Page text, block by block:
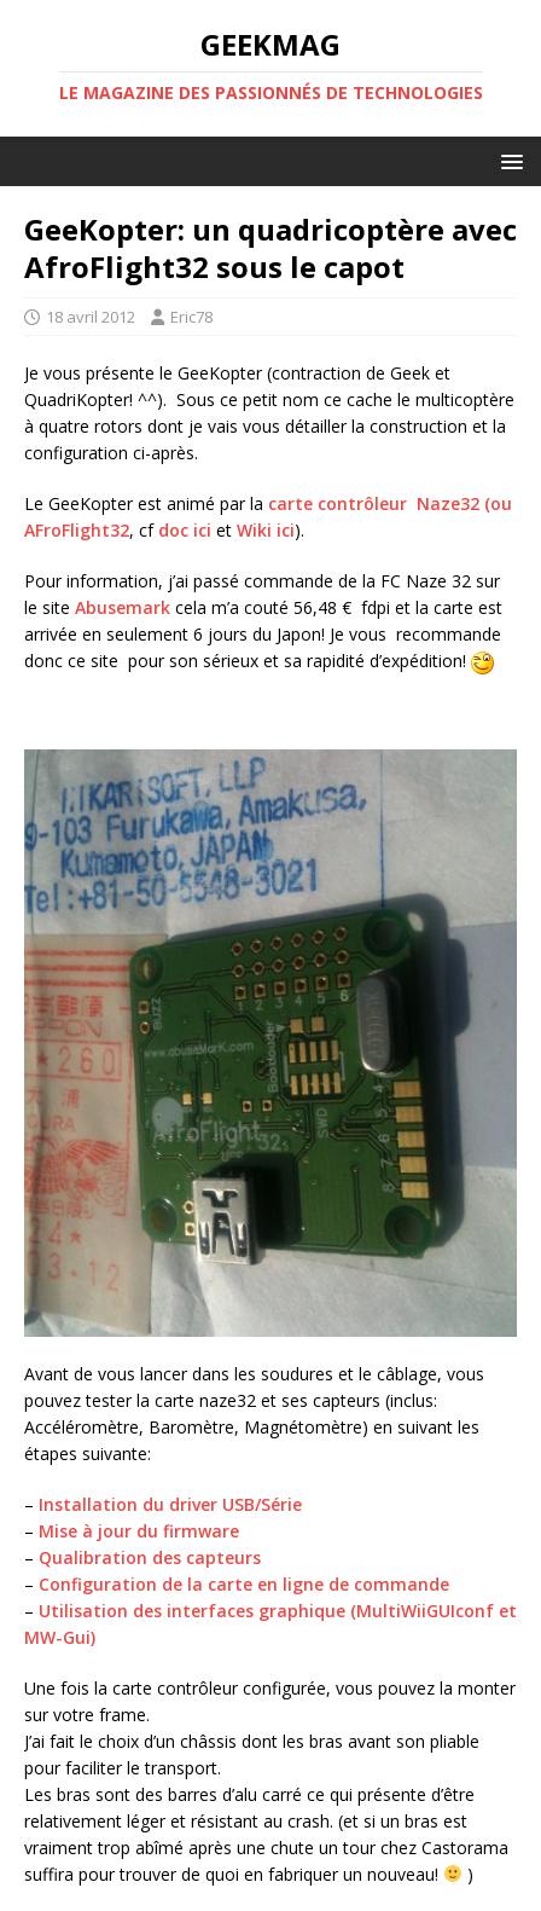
GEEKMAG
LE MAGAZINE DES PASSIONNÉS DE TECHNOLOGIES
GeeKopter: un quadricoptère avec
AfroFlight32 sous le capot
18 avril 2012 Eric78
Je vous présente le GeeKopter (contraction de Geek et
QuadriKopter! ^^). Sous ce petit nom ce cache le multicoptère
à quatre rotors dont je vais vous détailler la construction et la
configuration ci-après.
Le GeeKopter est animé par la carte contrôleur Naze32 (ou
AFroFlight32, cf doc ici et Wiki ici).
Pour information, j’ai passé commande de la FC Naze 32 sur
le site Abusemark cela m’a couté 56,48 € fdpi et la carte est
arrivée en seulement 6 jours du Japon! Je vous recommande
donc ce site pour son sérieux et sa rapidité d’expédition!
Avant de vous lancer dans les soudures et le câblage, vous
pouvez tester la carte naze32 et ses capteurs (inclus:
Accéléromètre, Baromètre, Magnétomètre) en suivant les
étapes suivante:
– Installation du driver USB/Série
– Mise à jour du firmware
– Qualibration des capteurs
– Configuration de la carte en ligne de commande
– Utilisation des interfaces graphique (MultiWiiGUIconf et
MW-Gui)
Une fois la carte contrôleur configurée, vous pouvez la monter
sur votre frame.
J’ai fait le choix d’un châssis dont les bras avant son pliable
pour faciliter le transport.
Les bras sont des barres d’alu carré ce qui présente d’être
relativement léger et résistant au crash. (et si un bras est
vraiment trop abîmé après une chute un tour chez Castorama
suffira pour trouver de quoi en fabriquer un nouveau!
)